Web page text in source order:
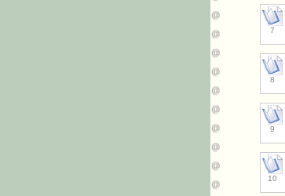
7
8
9
10